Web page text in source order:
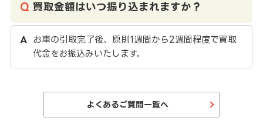
買取金額はいつ振り込まれますか？
お車の引取完了後、原則1週間から2週間程度で買取
代金をお振込みいたします。
よくあるご質問一覧へ